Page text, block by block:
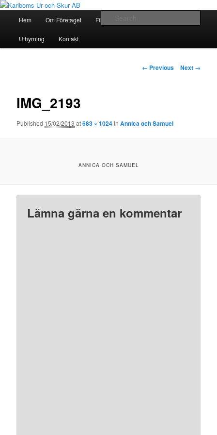
Karlboms Ur och Skur AB
“I allt arbetar vi med lust och energi i både ur och skur.”, därav namnet.
Skip
to
Hem Om Företaget Filmklipp
Uthyrning Kontakt
Image
← Previous Next →
IMG_2193
Published 15/02/2013 at683 × 1024inAnnica och Samuel
ANNICA OCH SAMUEL
Lämna gärna en kommentar